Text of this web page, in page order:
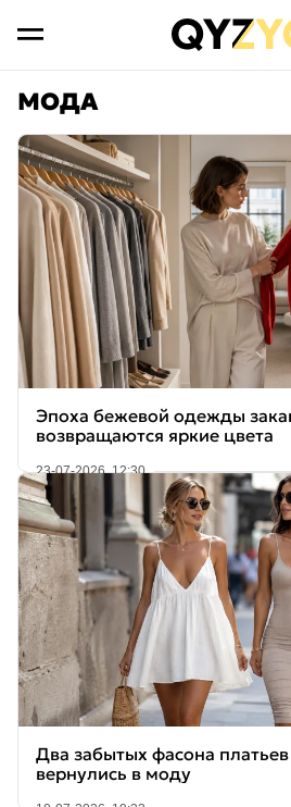
МОДА
Эпоха бежевой одежды
возвращаются яркие цвета
23-07-2026, 12:30
Два забытых фасона
вернулись в моду